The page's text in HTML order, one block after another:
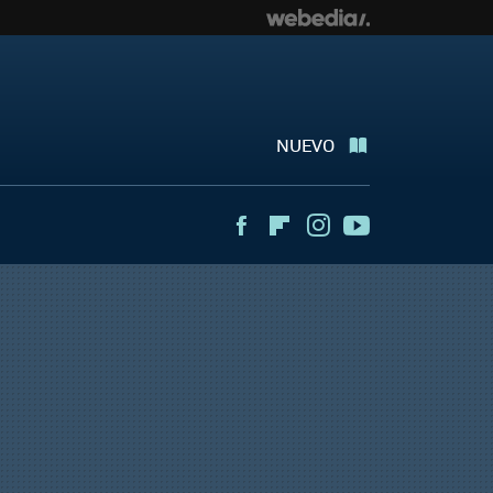
NUEVO
FacebookFlipboardInstagram